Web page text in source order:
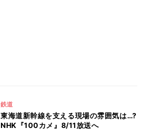
鉄道
東海道新幹線を支える現場の雰囲気は…?
NHK『100カメ』8/11放送へ